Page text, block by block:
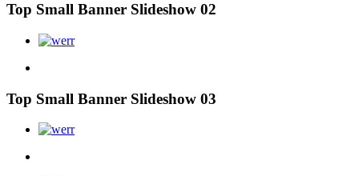
Top Small Banner Slideshow 02
Top Small Banner Slideshow 03